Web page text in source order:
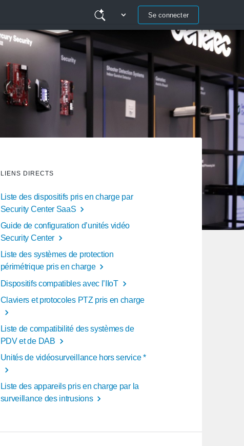
Se connecter
LIENS DIRECTS
Liste des dispositifs pris en charge par
Security Center SaaS
Guide de configuration d’unités vidéo
Security Center
Liste des systèmes de protection
périmétrique pris en charge
Dispositifs compatibles avec l’IIoT
Claviers et protocoles PTZ pris en charge
Liste de compatibilité des systèmes de
PDV et de DAB
Unités de vidéosurveillance hors service *
Liste des appareils pris en charge par la
surveillance des intrusions